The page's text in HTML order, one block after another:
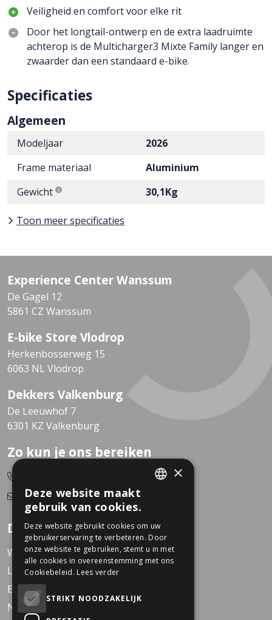
Veiligheid en comfort voor elke rit
Door het longtail-ontwerp en de extra laadruimte
achterop is de Multicharger3 Mixte Family langer en
zwaarder dan een standaard e-bike.
Specificaties
Algemeen
Modeljaar
2026
Frame materiaal
Aluminium
Gewicht
30,1Kg
Toon meer specificaties
Experience Center Wanssum
De Gagel 12
5861 CZ Wanssum
E-bike Store Vlodrop
Herkenbosserweg 15
6063 NL Vlodrop
Dekkers Valkenburg
De Leeuwhof 7
6301 KZ Valkenburg
Zo kun je ons bereiken
info@dekkerstweewielers.nl
Dekkers Tweewielers
Werken bij Dekkers
Locaties
Events
Nieuws
×
Deze website maakt
gebruik van cookies.
Deze website gebruikt cookies om uw
gebruikerservaring te verbeteren. Door
onze website te gebruiken, stemt u in met
alle cookies in overeenstemming met ons
Cookiebeleid. Lees verder
STRIKT NOODZAKELIJK